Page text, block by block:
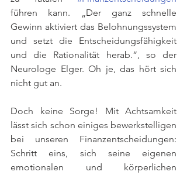
führen kann. „Der ganz schnelle
Gewinn aktiviert das Belohnungssystem
und setzt die Entscheidungsfähigkeit
und die Rationalität herab.“, so der
Neurologe Elger. Oh je, das hört sich
nicht gut an.
Doch keine Sorge! Mit Achtsamkeit
lässt sich schon einiges bewerkstelligen
bei unseren Finanzentscheidungen:
Schritt eins, sich seine eigenen
emotionalen und körperlichen